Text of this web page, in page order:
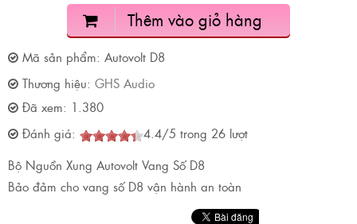
Thêm vào giỏ hàng
Mã sản phẩm: Autovolt D8
Thương hiệu: GHS Audio
Đã xem: 1.380
Đánh giá:
4.4/5 trong 26 lượt
Bộ Nguồn Xung Autovolt Vang Số D8
Bảo đảm cho vang số D8 vận hành an toàn